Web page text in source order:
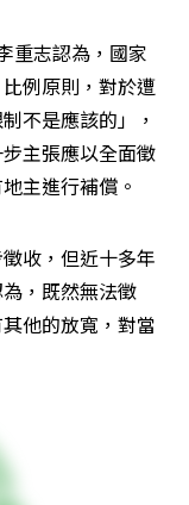
重志認為，國家
例原則，對於遭
不是應該的」，
主張應以全面徵
主進行補償。
收，但近十多年
，既然無法徵
他的放寬，對當